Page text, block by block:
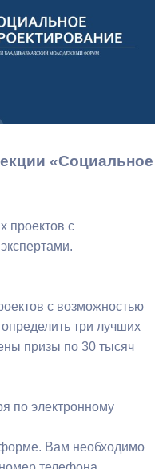
«Социальное
проектов с
с возможностью
три лучших
призы по 30 тысяч
по электронному
Вам необходимо